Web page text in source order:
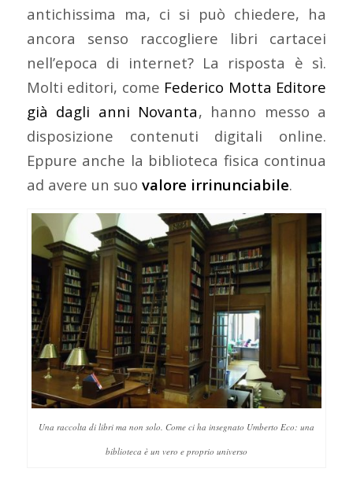
antichissima ma, ci si può chiedere, ha
ancora senso raccogliere libri cartacei
nell’epoca di internet? La risposta è sì.
Molti editori, come Federico Motta Editore
già dagli anni Novanta, hanno messo a
disposizione contenuti digitali online.
Eppure anche la biblioteca fisica continua
ad avere un suo valore irrinunciabile.
Una raccolta di libri ma non solo. Come ci ha insegnato Umberto Eco: una
biblioteca è un vero e proprio universo